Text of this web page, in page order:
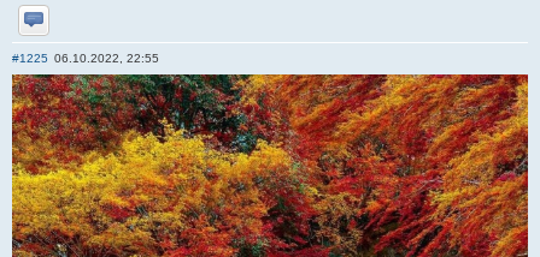
Отправить личное сообщение
#1225 06.10.2022, 22:55